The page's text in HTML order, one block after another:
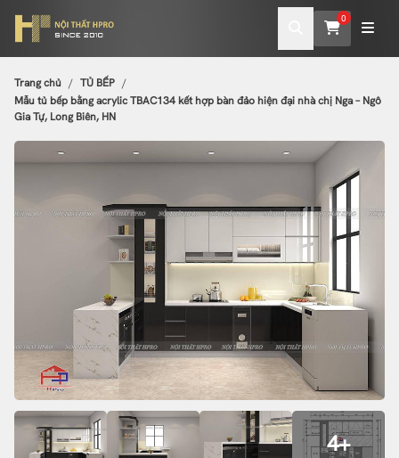
0
Trang chủ
TỦ BẾP
Mẫu tủ bếp bằng acrylic TBAC134 kết hợp bàn đảo hiện đại nhà chị Nga – Ngô
Gia Tự, Long Biên, HN
4+